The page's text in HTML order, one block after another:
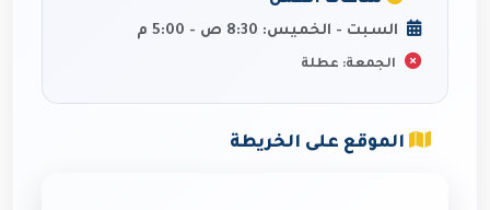
السبت - الخميس: 8:30 ص - 5:00 م
الجمعة: عطلة
الموقع على الخريطة